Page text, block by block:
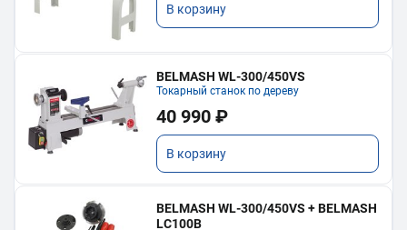
В корзину
BELMASH WL-300/450VS
Токарный станок по дереву
40 990 ₽
В корзину
BELMASH WL-300/450VS + BELMASH
LC100B